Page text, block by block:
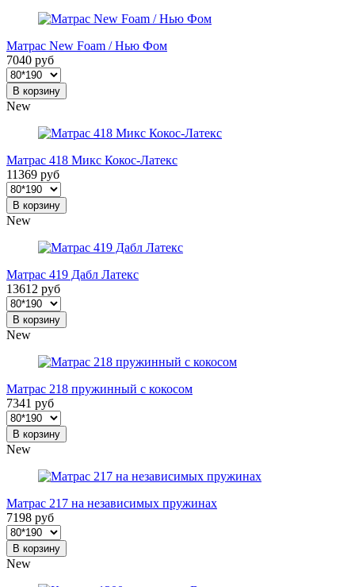
Матрас New Foam / Нью Фом
7040 руб
В корзину
New
Матрас 418 Микс Кокос-Латекс
11369 руб
В корзину
New
Матрас 419 Дабл Латекс
13612 руб
В корзину
New
Матрас 218 пружинный с кокосом
7341 руб
В корзину
New
Матрас 217 на независимых пружинах
7198 руб
В корзину
New